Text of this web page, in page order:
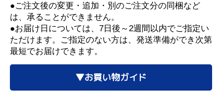
●ご注文後の変更・追加・別のご注文分の同梱など
は、承ることができません。
●お届け日については、7日後～2週間以内でご指定い
ただけます。ご指定のない方は、発送準備ができ次第
最短でお届けできます。
▼お買い物ガイド